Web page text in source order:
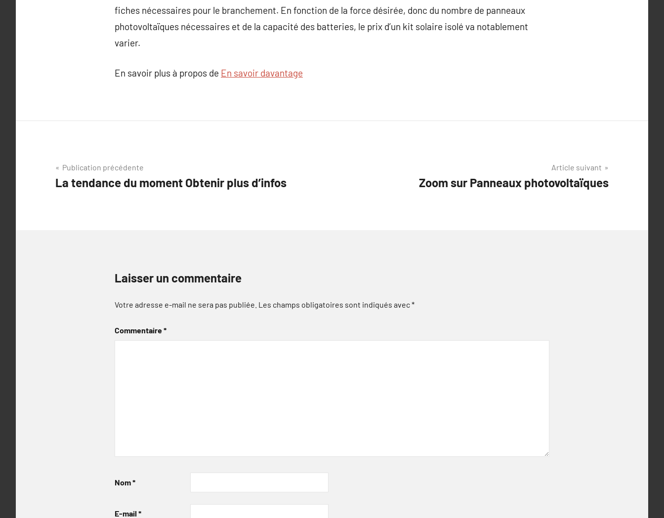
fiches nécessaires pour le branchement. En fonction de la force désirée, donc du nombre de panneaux
photovoltaïques nécessaires et de la capacité des batteries, le prix d’un kit solaire isolé va notablement
varier.
En savoir plus à propos de En savoir davantage
Navigation
de
Publication précédente
La tendance du moment Obtenir plus d’infos
Article suivant
Zoom sur Panneaux photovoltaïques
Laisser un commentaire
Votre adresse e-mail ne sera pas publiée. Les champs obligatoires sont indiqués avec*
Commentaire*
Nom*
E-mail *